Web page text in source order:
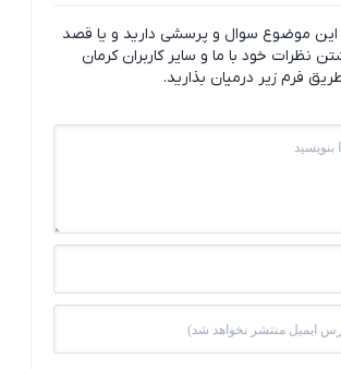
این موضوع سوال و پرسشی دارید و یا قصد
نظرات خود با ما و سایر کاربران کرمان
فرم زیر درمیان بذارید.